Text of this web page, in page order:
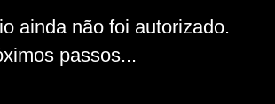
ainda não foi autorizado.
passos...